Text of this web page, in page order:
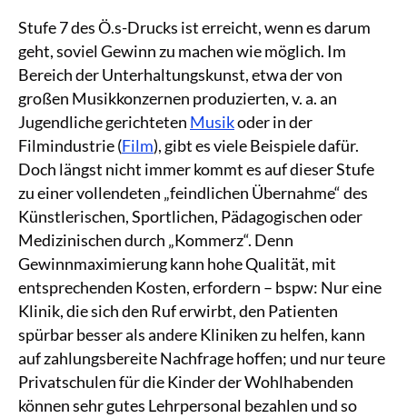
Stufe 7 des Ö.s-Drucks ist erreicht, wenn es darum
geht, soviel Gewinn zu machen wie möglich. Im
Bereich der Unterhaltungskunst, etwa der von
großen Musikkonzernen produzierten, v. a. an
Jugendliche gerichteten Musikoder in der
Filmindustrie (Film), gibt es viele Beispiele dafür.
Doch längst nicht immer kommt es auf dieser Stufe
zu einer vollendeten „feindlichen Übernahme“ des
Künstlerischen, Sportlichen, Pädagogischen oder
Medizinischen durch „Kommerz“. Denn
Gewinnmaximierung kann hohe Qualität, mit
entsprechenden Kosten, erfordern – bspw: Nur eine
Klinik, die sich den Ruf erwirbt, den Patienten
spürbar besser als andere Kliniken zu helfen, kann
auf zahlungsbereite Nachfrage hoffen; und nur teure
Privatschulen für die Kinder der Wohlhabenden
können sehr gutes Lehrpersonal bezahlen und so